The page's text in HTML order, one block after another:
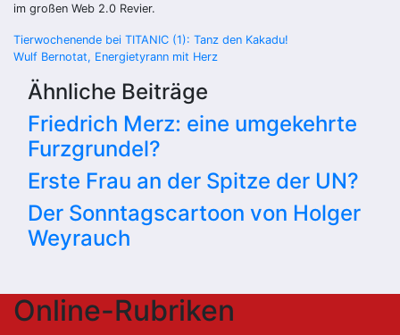
im großen Web 2.0 Revier.
Beitragsnavigation
Tierwochenende bei TITANIC (1): Tanz den Kakadu!
Wulf Bernotat, Energietyrann mit Herz
Ähnliche Beiträge
Friedrich Merz: eine umgekehrte
Furzgrundel?
Erste Frau an der Spitze der UN?
Der Sonntagscartoon von Holger
Weyrauch
Online-Rubriken